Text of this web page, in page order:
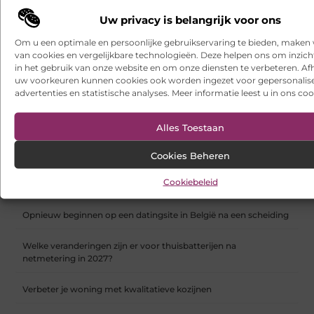
Uw privacy is belangrijk voor ons
Om u een optimale en persoonlijke gebruikservaring te bieden, maken
van cookies en vergelijkbare technologieën. Deze helpen ons om
in het gebruik van onze website en om onze diensten te verbeteren.
uw voorkeuren kunnen cookies ook worden ingezet voor
advertenties en statistische analyses. Meer informatie leest u in ons
Alles Toestaan
Cookies Beheren
Cookiebeleid
Ontdek het gemak van online vlees bestellen
Wielen kopen voor een soepel functionerende fotostudio
Uw kelder verbouwen met een duurzame gietvloer in Brabant
Een interieurmetamorfose met een vloerspecialist in Alkmaar
Hoe webshop SEO werkt en waarom het vanaf dag één telt
Koelkast en vriezer verhuizen doe je zo
Opnieuw beginnen op een datingsite in België na een scheiding
Welke veranderingen zijn er voor thuisbatterijen na
netmetering in 2027?
Verbeter je woning met kwalitatieve kozijnen